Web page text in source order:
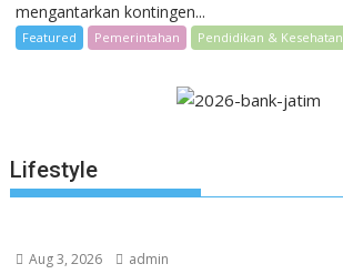
mengantarkan kontingen...
Featured Pemerintahan Pendidikan & Kesehatan
Lifestyle
Aug 3, 2026 admin